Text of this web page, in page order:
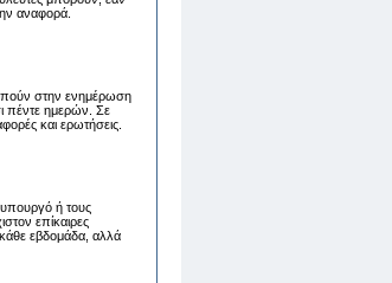
αναφορά.
στην ενημέρωση
πέντε ημερών. Σε
και ερωτήσεις.
ή τους
επίκαιρες
κάθε εβδομάδα, αλλά